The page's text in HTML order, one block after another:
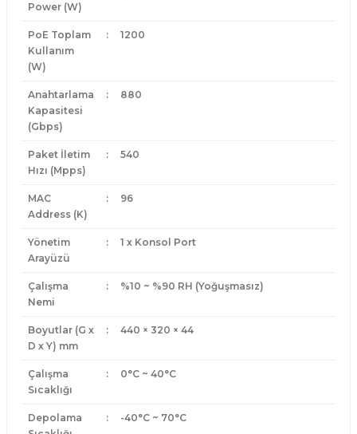
Power (W)
PoE Toplam
Kullanım
(W)
: 1200
Anahtarlama
Kapasitesi
(Gbps)
: 880
Paket İletim
Hızı (Mpps)
: 540
MAC
Address (K)
: 96
Yönetim
Arayüzü
: 1 x Konsol Port
Çalışma
Nemi
: %10 ~ %90 RH (Yoğuşmasız)
Boyutlar (G x
D x Y) mm
: 440 × 320 × 44
Çalışma
Sıcaklığı
: 0°C ~ 40°C
Depolama
: -40°C ~ 70°C